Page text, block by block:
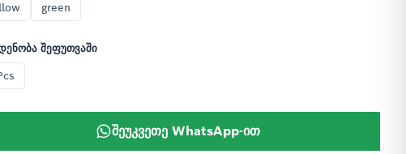
green
შეფუთვაში
შეუკვეთე WhatsApp-ით